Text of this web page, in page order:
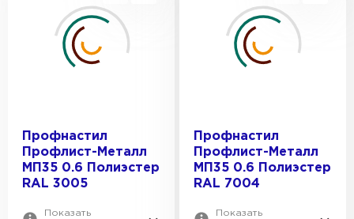
Профнастил
Профлист-Металл
МП35 0.6 Полиэстер
RAL 3005
Показать
Профнастил
Профлист-Металл
МП35 0.6 Полиэстер
RAL 7004
Показать